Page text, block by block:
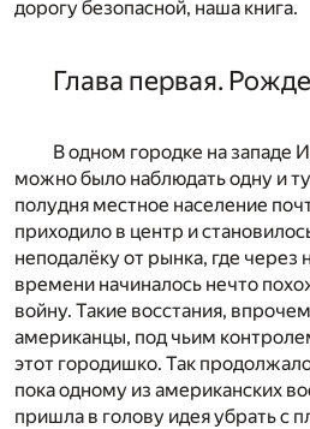
дорогу безопасной, наша книга.
Глава первая.
В одном городке на западе
можно было наблюдать одну и
полудня местное население
приходило в центр и
неподалёку от рынка, где
времени начиналось нечто
войну. Такие восстания,
американцы, под чьим
этот городишко. Так
пока одному из американских
пришла в голову идея убрать с